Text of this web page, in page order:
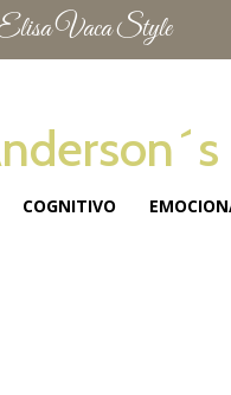
Vaca Style
COGNITIVO